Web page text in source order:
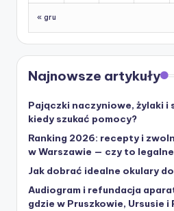
« gru
Najnowsze artykuły
Pajączki naczyniowe, żylaki i
kiedy szukać pomocy?
Ranking 2026: recepty i
w Warszawie — czy to
Jak dobrać idealne okulary
Audiogram i refundacja
gdzie w Pruszkowie, Ursusie